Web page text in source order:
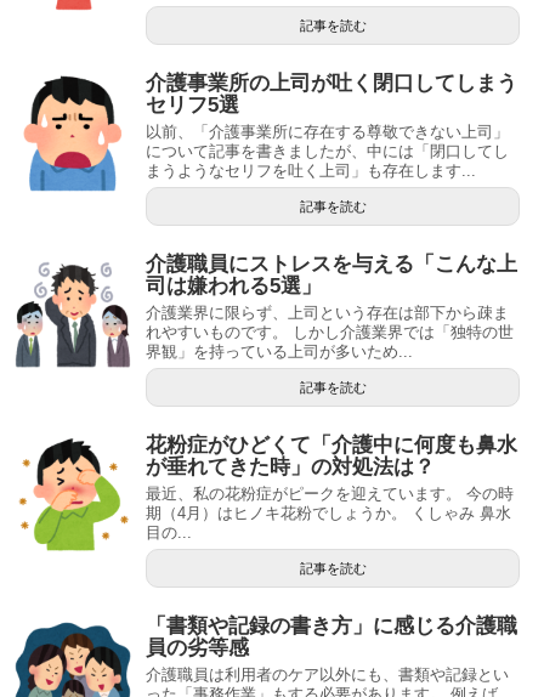
記事を読む
介護事業所の上司が吐く閉口してしまう
セリフ5選
以前、「介護事業所に存在する尊敬できない上司」
について記事を書きましたが、中には「閉口してし
まうようなセリフを吐く上司」も存在します...
記事を読む
介護職員にストレスを与える「こんな上
司は嫌われる5選」
介護業界に限らず、上司という存在は部下から疎ま
れやすいものです。 しかし介護業界では「独特の世
界観」を持っている上司が多いため...
記事を読む
花粉症がひどくて「介護中に何度も鼻水
が垂れてきた時」の対処法は？
最近、私の花粉症がピークを迎えています。 今の時
期（4月）はヒノキ花粉でしょうか。 くしゃみ 鼻水
目の...
記事を読む
「書類や記録の書き方」に感じる介護職
員の劣等感
介護職員は利用者のケア以外にも、書類や記録とい